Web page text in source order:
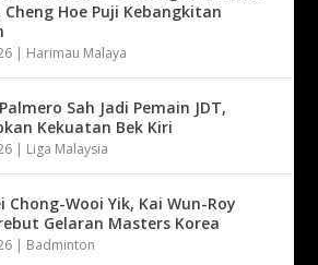
Hoe Puji Kebangkitan
Harimau Malaya
Sah Jadi Pemain JDT,
Kekuatan Bek Kiri
Liga Malaysia
Chong-Wooi Yik, Kai Wun-Roy
Gelaran Masters Korea
Badminton